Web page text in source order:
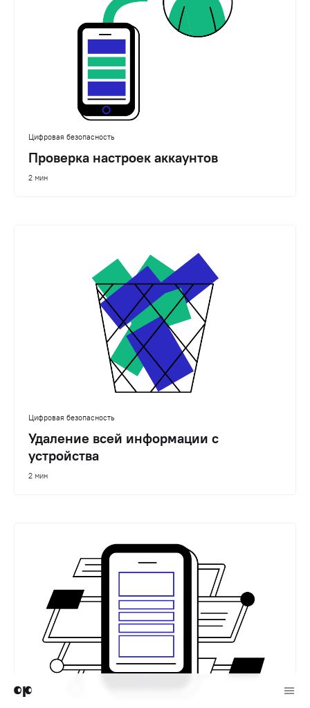
Цифровая безопасность
Проверка настроек аккаунтов
2 мин
Цифровая безопасность
Удаление всей информации с
устройства
2 мин